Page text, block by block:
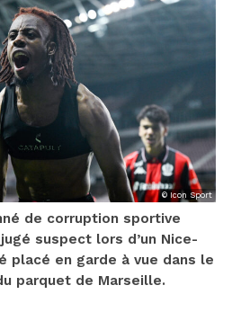
© Icon Sport
de corruption sportive
suspect lors d’un Nice-
placé en garde à vue dans le
parquet de Marseille.